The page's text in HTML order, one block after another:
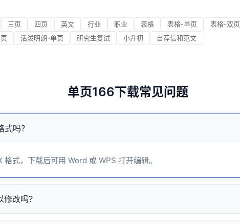
三页 四页 英文 行业 职业 表格 表格-单页 表格-双页
活泼明朗-单页 研究生复试 小升初 自荐信和范文
单页166下载常见问题
吗？
格式，下载后可用 Word 或 WPS 打开编辑。
改吗？